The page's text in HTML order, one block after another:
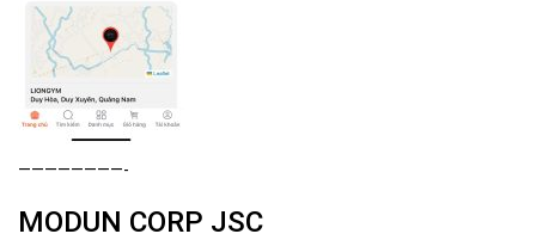
————————-
MODUN CORP JSC